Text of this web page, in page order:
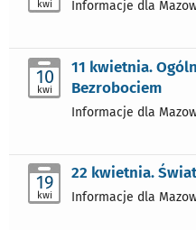
kwi Informacje dla
10
kwi
11 kwietnia.
Bezrobociem
Informacje dla
19
kwi
22 kwietnia.
Informacje dla